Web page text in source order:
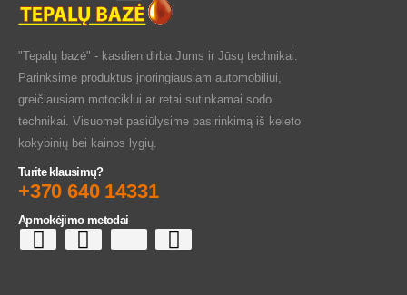
"Tepalų bazė" - kasdien dirba Jums ir Jūsų technikai.
Parinksime produktus įnoringiausiam automobiliui,
greičiausiam motociklui ar retai sutinkamai sodo
technikai. Visuomet pasiūlysime pasirinkimą iš keleto
kokybinių bei kainos lygių.
Turite klausimų?
+370 640 14331
Apmokėjimo metodai